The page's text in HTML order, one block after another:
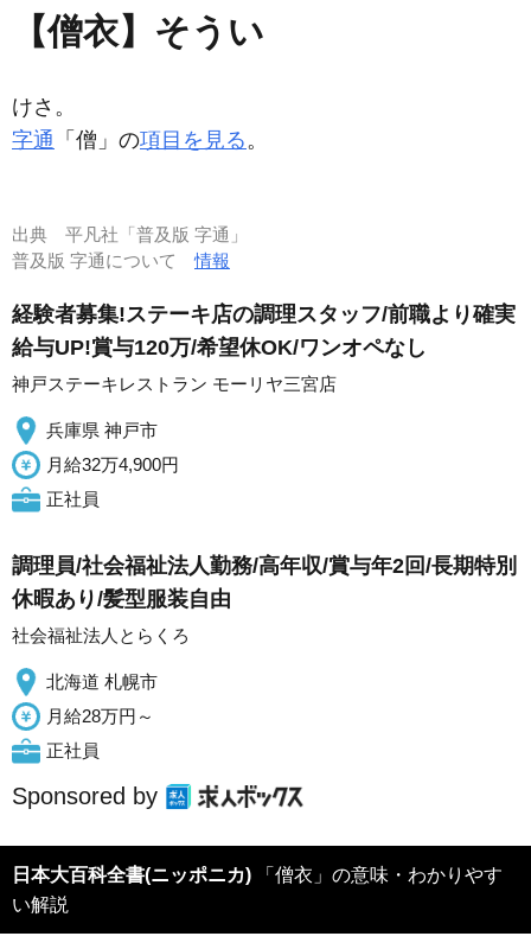
【僧衣】そうい
けさ。
字通 「僧」の項目を見る。
出典 平凡社「普及版 字通」
普及版 字通について情報
経験者募集!ステーキ店の調理スタッフ/前職より確実
給与UP!賞与120万/希望休OK/ワンオペなし
神戸ステーキレストラン モーリヤ三宮店
兵庫県 神戸市
月給32万4,900円
正社員
調理員/社会福祉法人勤務/高年収/賞与年2回/長期特別
休暇あり/髪型服装自由
社会福祉法人とらくろ
北海道 札幌市
月給28万円～
正社員
Sponsored by
日本大百科全書(ニッポニカ) 「僧衣」の意味・わかりやす
い解説